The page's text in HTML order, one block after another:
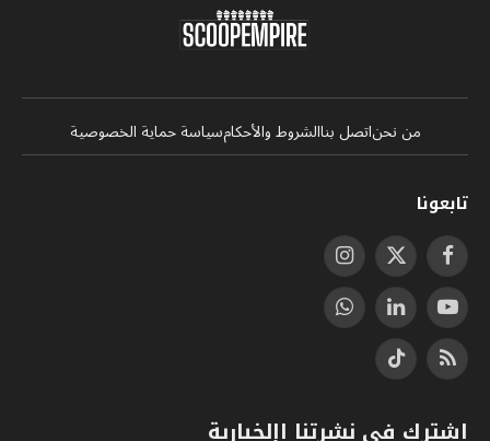
من نحناتصل بناالشروط والأحكامسياسة حماية الخصوصية
تابعونا
فيسبوكX
(Twitter)
الانستغرام
يوتيوب لينكدإنواتساب
RSS
تيكتوك
اشترك في نشرتنا اإلخبارية